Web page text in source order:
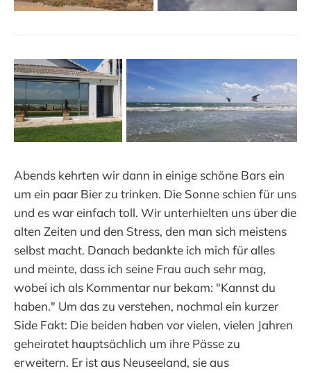
Abends kehrten wir dann in einige schöne Bars ein
um ein paar Bier zu trinken. Die Sonne schien für uns
und es war einfach toll. Wir unterhielten uns über die
alten Zeiten und den Stress, den man sich meistens
selbst macht. Danach bedankte ich mich für alles
und meinte, dass ich seine Frau auch sehr mag,
wobei ich als Kommentar nur bekam: "Kannst du
haben." Um das zu verstehen, nochmal ein kurzer
Side Fakt: Die beiden haben vor vielen, vielen Jahren
geheiratet hauptsächlich um ihre Pässe zu
erweitern. Er ist aus Neuseeland, sie aus